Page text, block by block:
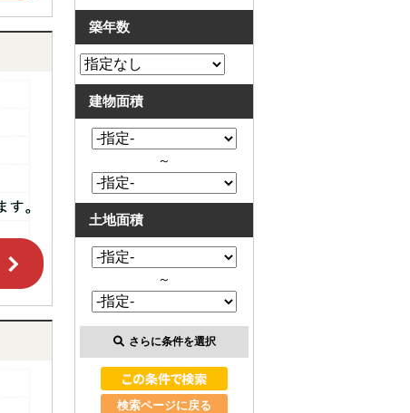
築年数
建物面積
～
土地面積
～
さらに条件を選択
検索ページに戻る